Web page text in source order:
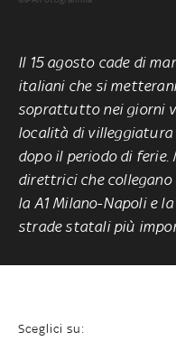
Il 15 agosto cade di
italiani che si
soprattutto nei giorni
località di
dopo il periodo di ferie.
direttrici che collegano
la A1 Milano-Napoli e
strade statali più
Sceglici su: